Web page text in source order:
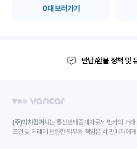
0대 보러가기
반납/환불 정책 및
(주)박차컴퍼니는 통신판매중개자로서 반카의 거
조건 및 거래에 관련한 의무와 책임은 각 판매자에